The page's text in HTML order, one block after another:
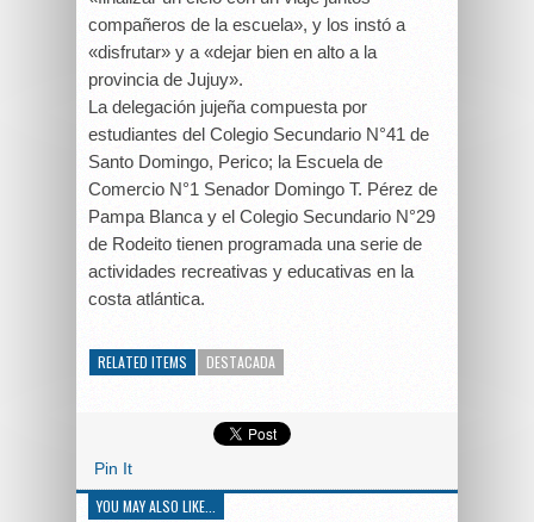
compañeros de la escuela», y los instó a
«disfrutar» y a «dejar bien en alto a la
provincia de Jujuy».
La delegación jujeña compuesta por
estudiantes del Colegio Secundario N°41 de
Santo Domingo, Perico; la Escuela de
Comercio N°1 Senador Domingo T. Pérez de
Pampa Blanca y el Colegio Secundario N°29
de Rodeito tienen programada una serie de
actividades recreativas y educativas en la
costa atlántica.
RELATED ITEMS DESTACADA
Pin It
YOU MAY ALSO LIKE...